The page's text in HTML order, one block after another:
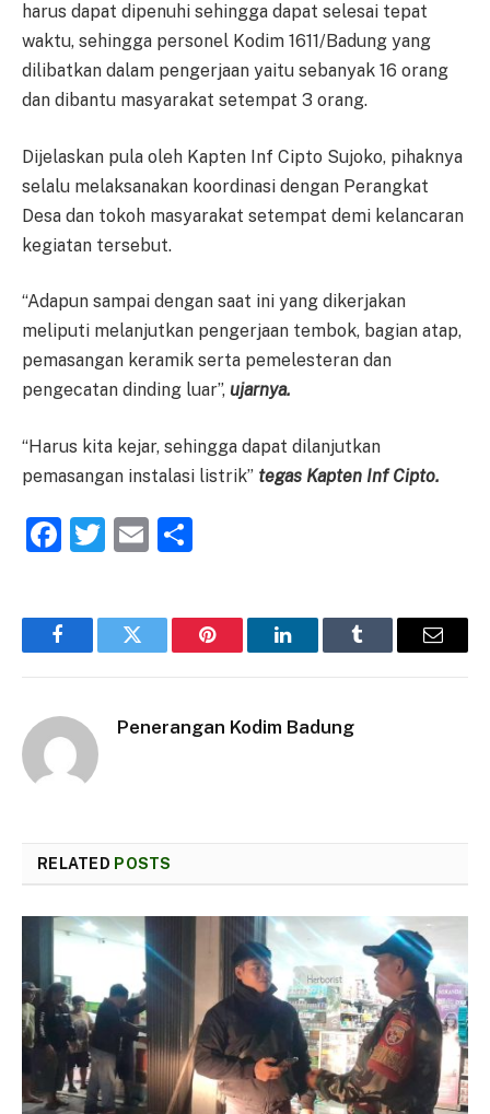
harus dapat dipenuhi sehingga dapat selesai tepat
waktu, sehingga personel Kodim 1611/Badung yang
dilibatkan dalam pengerjaan yaitu sebanyak 16 orang
dan dibantu masyarakat setempat 3 orang.
Dijelaskan pula oleh Kapten Inf Cipto Sujoko, pihaknya
selalu melaksanakan koordinasi dengan Perangkat
Desa dan tokoh masyarakat setempat demi kelancaran
kegiatan tersebut.
“Adapun sampai dengan saat ini yang dikerjakan
meliputi melanjutkan pengerjaan tembok, bagian atap,
pemasangan keramik serta pemelesteran dan
pengecatan dinding luar”, ujarnya.
“Harus kita kejar, sehingga dapat dilanjutkan
pemasangan instalasi listrik” tegas Kapten Inf Cipto.
Facebook
Twitter
Email
FacebookTwitter Pinterest LinkedInTumblr Email
Penerangan Kodim Badung
RELATED POSTS